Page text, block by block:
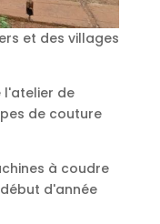
et des villages
l'atelier de
de couture
à coudre
d'année